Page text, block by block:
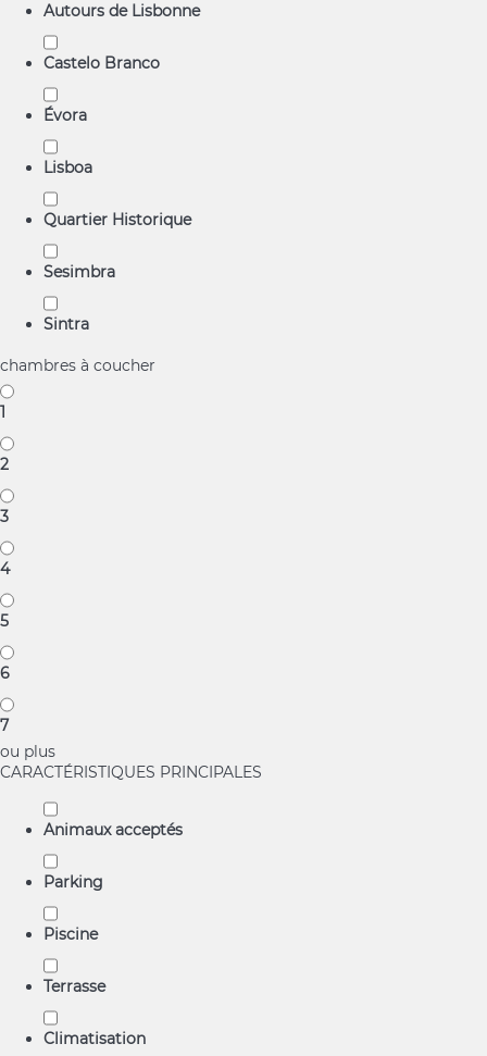
Autours de Lisbonne
Castelo Branco
Évora
Lisboa
Quartier Historique
Sesimbra
Sintra
chambres à coucher
1
2
3
4
5
6
7
ou plus
CARACTÉRISTIQUES PRINCIPALES
Animaux acceptés
Parking
Piscine
Terrasse
Climatisation